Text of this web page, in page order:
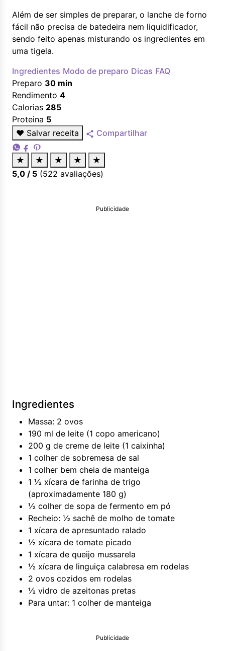
Além de ser simples de preparar, o lanche de forno
fácil não precisa de batedeira nem liquidificador,
sendo feito apenas misturando os ingredientes em
uma tigela.
Ingredientes Modo de preparo Dicas FAQ
Preparo 30 min
Rendimento 4
Calorias 285
Proteina 5
♥ Salvar receita Compartilhar
★ ★ ★ ★
★
5,0 / 5 (522 avaliações)
Publicidade
Ingredientes
Massa: 2 ovos
190 ml de leite (1 copo americano)
200 g de creme de leite (1 caixinha)
1 colher de sobremesa de sal
1 colher bem cheia de manteiga
1 ½ xícara de farinha de trigo
(aproximadamente 180 g)
½ colher de sopa de fermento em pó
Recheio: ½ sachê de molho de tomate
1 xícara de apresuntado ralado
½ xícara de tomate picado
1 xícara de queijo mussarela
½ xícara de linguiça calabresa em rodelas
2 ovos cozidos em rodelas
½ vidro de azeitonas pretas
Para untar: 1 colher de manteiga
Publicidade